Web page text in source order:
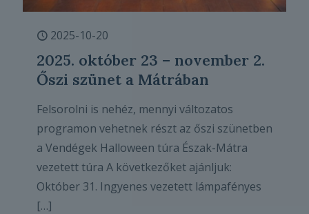
2025-10-20
2025. október 23 – november 2.
Őszi szünet a Mátrában
Felsorolni is nehéz, mennyi változatos
programon vehetnek részt az őszi szünetben
a Vendégek Halloween túra Észak-Mátra
vezetett túra A következőket ajánljuk:
Október 31. Ingyenes vezetett lámpafényes
[…]